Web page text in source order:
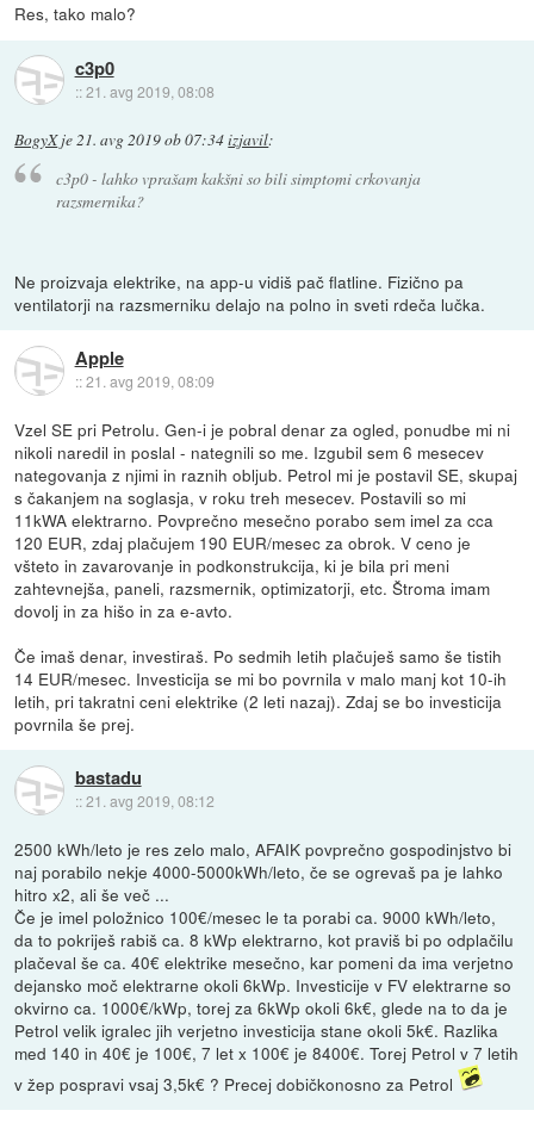
Res, tako malo?
c3p0
::21. avg 2019, 08:08
BogyXje 21. avg 2019 ob 07:34izjavil:
c3p0 - lahko vprašam kakšni so bili simptomi crkovanja
razsmernika?
Ne proizvaja elektrike, na app-u vidiš pač flatline. Fizično pa
ventilatorji na razsmerniku delajo na polno in sveti rdeča lučka.
Apple
::21. avg 2019, 08:09
Vzel SE pri Petrolu. Gen-i je pobral denar za ogled, ponudbe mi ni
nikoli naredil in poslal - nategnili so me. Izgubil sem 6 mesecev
nategovanja z njimi in raznih obljub. Petrol mi je postavil SE, skupaj
s čakanjem na soglasja, v roku treh mesecev. Postavili so mi
11kWA elektrarno. Povprečno mesečno porabo sem imel za cca
120 EUR, zdaj plačujem 190 EUR/mesec za obrok. V ceno je
všteto in zavarovanje in podkonstrukcija, ki je bila pri meni
zahtevnejša, paneli, razsmernik, optimizatorji, etc. Štroma imam
dovolj in za hišo in za e-avto.
Če imaš denar, investiraš. Po sedmih letih plačuješ samo še tistih
14 EUR/mesec. Investicija se mi bo povrnila v malo manj kot 10-ih
letih, pri takratni ceni elektrike (2 leti nazaj). Zdaj se bo investicija
povrnila še prej.
bastadu
::21. avg 2019, 08:12
2500 kWh/leto je res zelo malo, AFAIK povprečno gospodinjstvo bi
naj porabilo nekje 4000-5000kWh/leto, če se ogrevaš pa je lahko
hitro x2, ali še več ...
Če je imel položnico 100€/mesec le ta porabi ca. 9000 kWh/leto,
da to pokriješ rabiš ca. 8 kWp elektrarno, kot praviš bi po odplačilu
plačeval še ca. 40€ elektrike mesečno, kar pomeni da ima verjetno
dejansko moč elektrarne okoli 6kWp. Investicije v FV elektrarne so
okvirno ca. 1000€/kWp, torej za 6kWp okoli 6k€, glede na to da je
Petrol velik igralec jih verjetno investicija stane okoli 5k€. Razlika
med 140 in 40€ je 100€, 7 let x 100€ je 8400€. Torej Petrol v 7 letih
v žep pospravi vsaj 3,5k€ ? Precej dobičkonosno za Petrol